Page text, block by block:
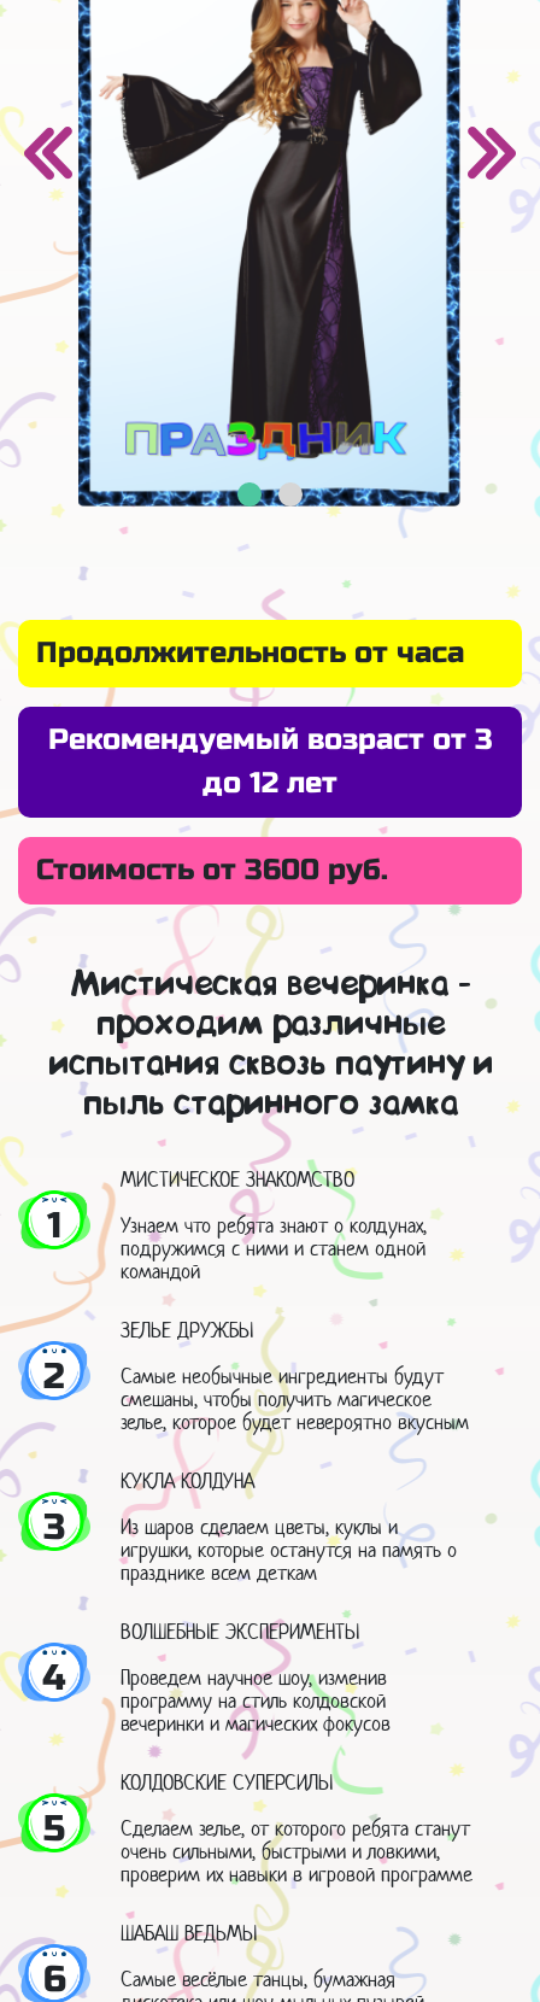
Продолжительность от часа
Рекомендуемый возраст от 3
до 12 лет
Стоимость от 3600 руб.
Мистическая вечеринка -
проходим различные
испытания сквозь паутину и
пыль старинного замка
1
МИСТИЧЕСКОЕ ЗНАКОМСТВО
Узнаем что ребята знают о колдунах,
подружимся с ними и станем одной
командой
2
ЗЕЛЬЕ ДРУЖБЫ
Самые необычные ингредиенты будут
смешаны, чтобы получить магическое
зелье, которое будет невероятно вкусным
3
КУКЛА КОЛДУНА
Из шаров сделаем цветы, куклы и
игрушки, которые останутся на память о
празднике всем деткам
4
ВОЛШЕБНЫЕ ЭКСПЕРИМЕНТЫ
Проведем научное шоу, изменив
программу на стиль колдовской
вечеринки и магических фокусов
5
КОЛДОВСКИЕ СУПЕРСИЛЫ
Сделаем зелье, от которого ребята станут
очень сильными, быстрыми и ловкими,
проверим их навыки в игровой программе
6
ШАБАШ ВЕДЬМЫ
Самые весёлые танцы, бумажная